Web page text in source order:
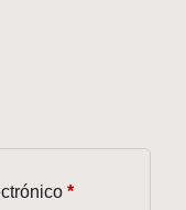
*Obligatorio